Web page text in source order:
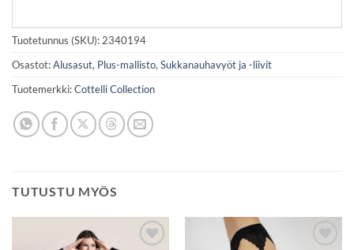
Tuotetunnus (SKU): 2340194
Osastot:Alusasut, Plus-mallisto, Sukkanauhavyöt ja -liivit
Tuotemerkki:Cottelli Collection
TUTUSTU MYÖS